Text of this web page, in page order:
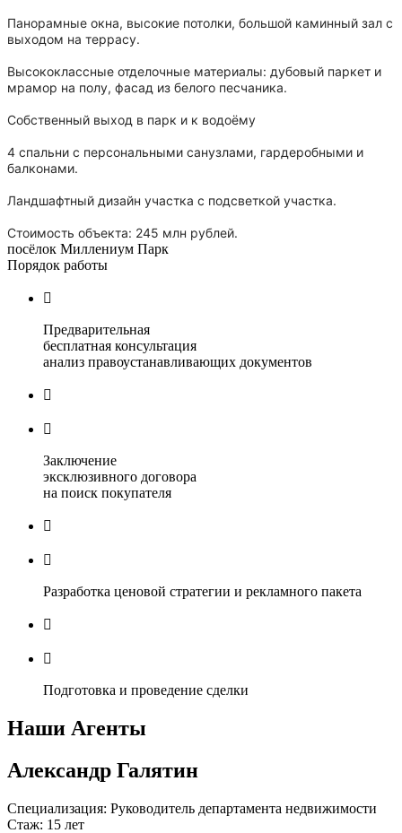
Панорамные окна, высокие потолки, большой каминный зал с
выходом на террасу.
Высококлассные отделочные материалы: дубовый паркет и
мрамор на полу, фасад из белого песчаника.
Собственный выход в парк и к водоёму
4 спальни с персональными санузлами, гардеробными и
балконами.
Ландшафтный дизайн участка с подсветкой участка.
Стоимость объекта: 245 млн рублей.
посёлок Миллениум Парк
Порядок работы

Предварительная
бесплатная консультация
анализ правоустанавливающих документов


Заключение
эксклюзивного договора
на поиск покупателя


Разработка ценовой стратегии и рекламного пакета


Подготовка и проведение сделки
Наши Агенты
Александр Галятин
Специализация: Руководитель департамента недвижимости
Стаж: 15 лет